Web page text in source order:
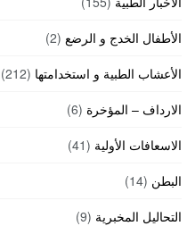
الأطفال الخدج و الرضع (2)
الأعشاب الطبية و استخدامتها (212)
الارداف – المؤخرة (6)
الاسعافات الأولية (41)
البطن (14)
التحاليل المخبرية (9)